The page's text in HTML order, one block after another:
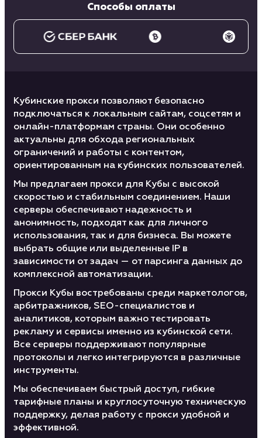
Способы оплаты
Кубинские прокси позволяют безопасно
подключаться к локальным сайтам, соцсетям и
онлайн-платформам страны. Они особенно
актуальны для обхода региональных
ограничений и работы с контентом,
ориентированным на кубинских пользователей.
Мы предлагаем прокси для Кубы с высокой
скоростью и стабильным соединением. Наши
серверы обеспечивают надежность и
анонимность, подходят как для личного
использования, так и для бизнеса. Вы можете
выбрать общие или выделенные IP в
зависимости от задач — от парсинга данных до
комплексной автоматизации.
Прокси Кубы востребованы среди маркетологов,
арбитражников, SEO-специалистов и
аналитиков, которым важно тестировать
рекламу и сервисы именно из кубинской сети.
Все серверы поддерживают популярные
протоколы и легко интегрируются в различные
инструменты.
Мы обеспечиваем быстрый доступ, гибкие
тарифные планы и круглосуточную техническую
поддержку, делая работу с прокси удобной и
эффективной.